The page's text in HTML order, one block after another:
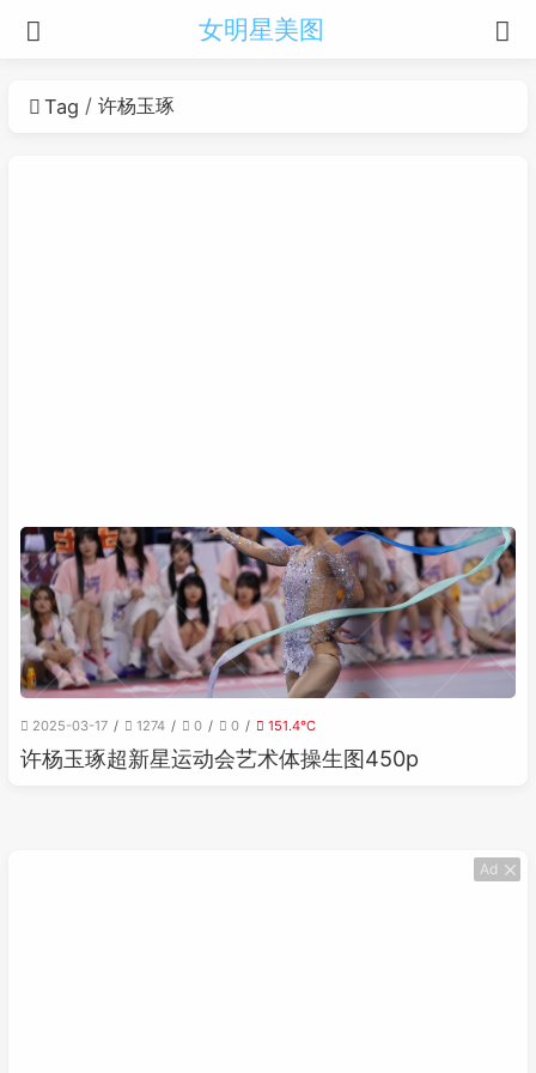
女明星美图
Tag 许杨玉琢
2025-03-17 1274 0 0 151.4℃
许杨玉琢超新星运动会艺术体操生图450p
Ad